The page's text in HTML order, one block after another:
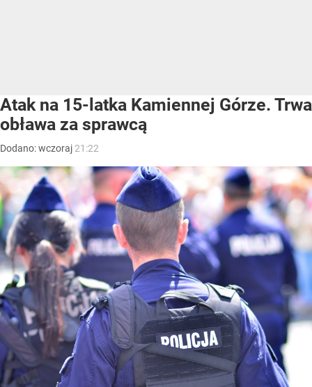
Atak na 15-latka Kamiennej Górze. Trwa
obława za sprawcą
Dodano:wczoraj 21:22